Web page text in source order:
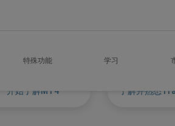
特殊功能 学习
开始了解MT4 了解并熟悉